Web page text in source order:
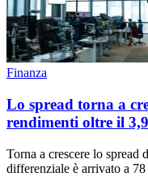
Finanza
Lo spread torna a
rendimenti oltre il
Torna a crescere lo
differenziale è arrivato a